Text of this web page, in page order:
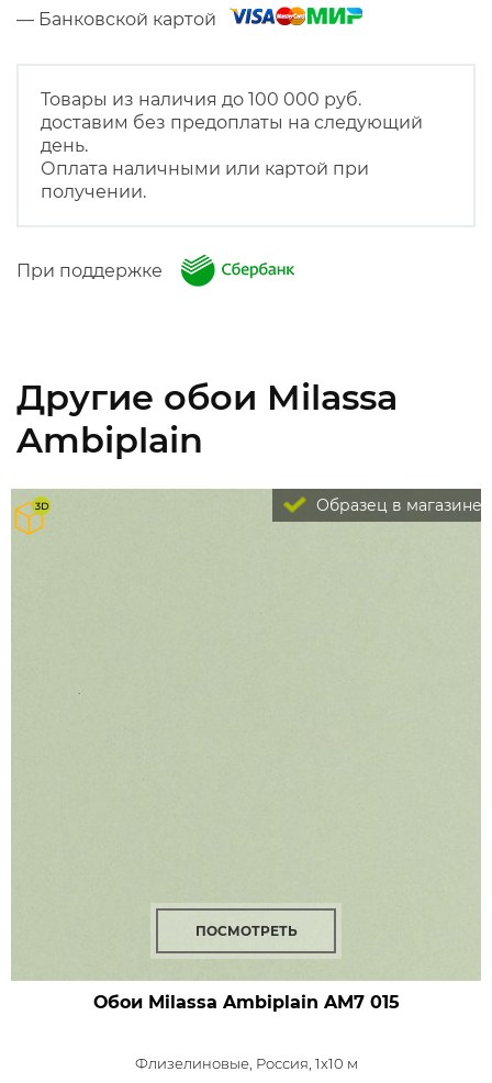
— Банковской картой
Товары из наличия до 100 000 руб.
доставим без предоплаты на следующий
день.
Оплата наличными или картой при
получении.
При поддержке
Другие обои Milassa
Ambiplain
Образец в магазине
ПОСМОТРЕТЬ
Обои Milassa Ambiplain AM7 015
Флизелиновые, Россия, 1x10 м